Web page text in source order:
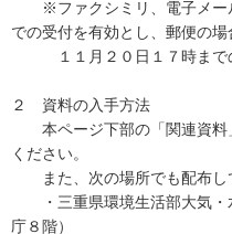
※ファクシミリ、電子メー
での受付を有効とし、郵便の場
１１月２０日１７時までの
２ 資料の入手方法
本ページ下部の「関連資料
ください。
また、次の場所でも配布し
・三重県環境生活部大気・
庁８階）